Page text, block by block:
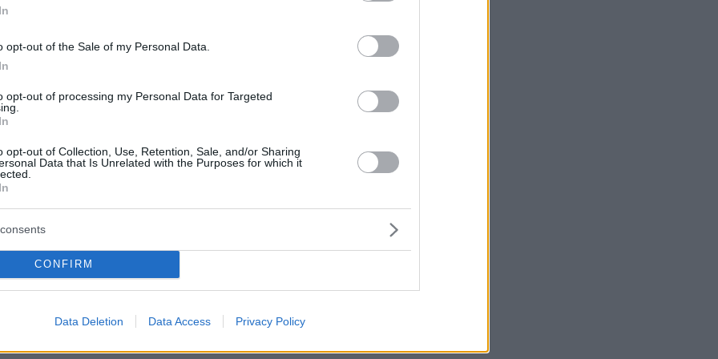
opt-out of the Sale of my Personal Data.
opt-out of processing my Personal Data for Targeted
opt-out of Collection, Use, Retention, Sale, and/or Sharing
Data that Is Unrelated with the Purposes for which it
CONFIRM
Data Deletion Data Access Privacy Policy
Άνδρας πετούσε
από μπαλκόνι και πήδηξε
όταν πλησίασαν
σε σταθερή κατάσταση - Για το περιστατικό
ο αρμόδιος Εισαγγελέας
άνοιξε φούρνο στο
βρήκε άδεια την ταμειακή
με...20 κομμάτια
5